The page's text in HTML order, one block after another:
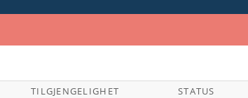
TILGJENGELIGHET STATUS